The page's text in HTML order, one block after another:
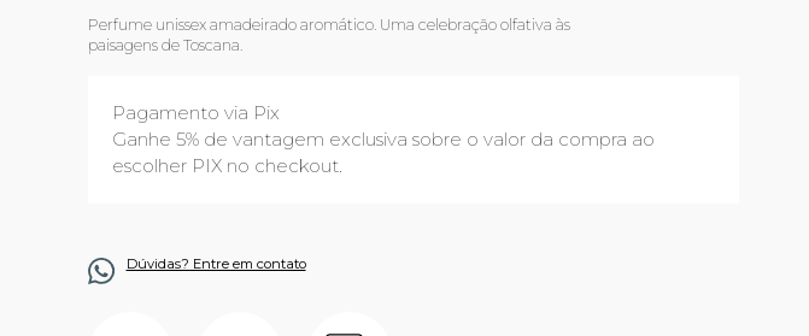
Perfume unissex amadeirado aromático. Uma celebração olfativa às
paisagens de Toscana.
Pagamento via Pix
Ganhe 5% de vantagem exclusiva sobre o valor da compra ao
escolher PIX no checkout.
Dúvidas? Entre em contato